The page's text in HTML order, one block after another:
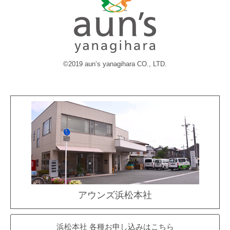
©2019 aun’s yanagihara CO., LTD.
アウンズ浜松本社
浜松本社 各種お申し込みはこちら